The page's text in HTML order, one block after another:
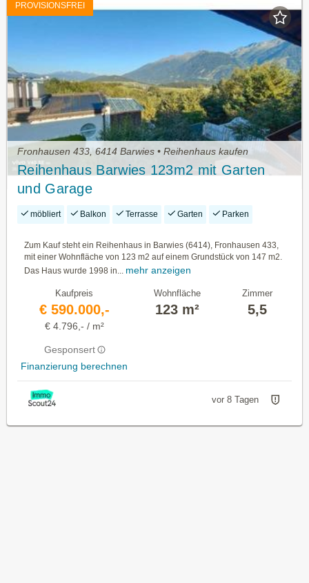
PROVISIONSFREI
Fronhausen 433, 6414 Barwies • Reihenhaus kaufen
Reihenhaus Barwies 123m2 mit Garten
und Garage
möbliert Balkon Terrasse Garten Parken
Zum Kauf steht ein Reihenhaus in Barwies (6414), Fronhausen 433,
mit einer Wohnfläche von 123 m2 auf einem Grundstück von 147 m2.
Das Haus wurde 1998 in...
mehr anzeigen
Kaufpreis
€ 590.000,-
€ 4.796,- / m²
Gesponsert
Finanzierung berechnen
Wohnfläche
123 m²
Zimmer
5,5
vor 8 Tagen